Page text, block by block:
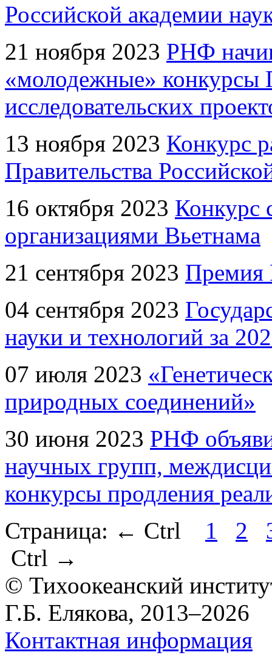
Российской академии
21 ноября 2023 РНФ
«молодежные» конкурсы
исследовательских
13 ноября 2023 Конкурс
Правительства
16 октября 2023 Конкурс
организациями Вьетнама
21 сентября 2023
04 сентября 2023
науки и технологий за
07 июля 2023
природных соединений»
30 июня 2023 РНФ
научных групп,
конкурсы продления
Страница: ← Ctrl 1 2
Ctrl →
© Тихоокеанский
Г.Б. Елякова, 2013–2026
Контактная информация